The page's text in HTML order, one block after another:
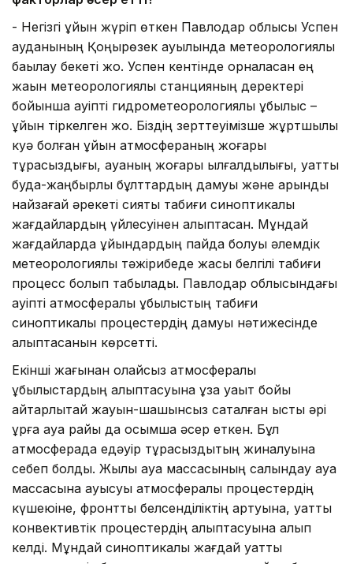
- Негізгі құйын жүріп өткен Павлодар облысы Успен
ауданының Қоңырөзек ауылында метеорологиялық
бақылау бекеті жоқ. Успен кентінде орналасқан ең
жақын метеорологиялық станцияның деректері
бойынша қауіпті гидрометеорологиялық құбылыс –
құйын тіркелген жоқ. Біздің зерттеуімізше жұртшылық
куә болған құйын атмосфераның жоғары
тұрақсыздығы, ауаның жоғары ылғалдылығы, қуатты
будақ-жаңбырлы бұлттардың дамуы және қарқынды
найзағай әрекеті сияқты табиғи синоптикалық
жағдайлардың үйлесуінен қалыптасқан. Мұндай
жағдайларда құйындардың пайда болуы әлемдік
метеорологиялық тәжірибеде жақсы белгілі табиғи
процесс болып табылады. Павлодар облысындағы
қауіпті атмосфералық құбылыстың табиғи
синоптикалық процестердің дамуы нәтижесінде
қалыптасқанын көрсетті.
Екінші жағынан қолайсыз атмосфералық
құбылыстардың қалыптасуына ұзақ уақыт бойы
айтарлықтай жауын-шашынсыз сақталған ыстық әрі
құрғақ ауа райы да қосымша әсер еткен. Бұл
атмосферада едәуір тұрақсыздықтың жиналуына
себеп болды. Жылы ауа массасының салқындау ауа
массасына ауысуы атмосфералық процестердің
күшеюіне, фронттық белсенділіктің артуына, қуатты
конвективтік процестердің қалыптасуына алып
келді. Мұндай синоптикалық жағдай қуатты